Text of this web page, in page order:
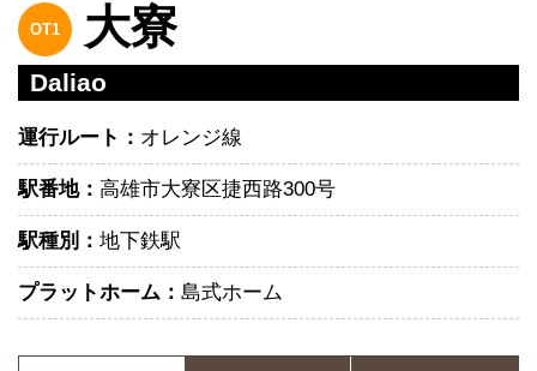
OT1 大寮
Daliao
運行ルート： オレンジ線
駅番地： 高雄市大寮区捷西路300号
駅種別： 地下鉄駅
プラットホーム： 島式ホーム